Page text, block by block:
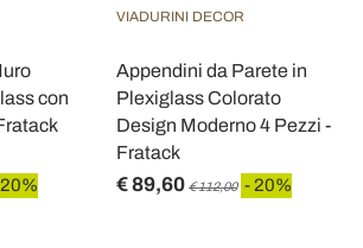
con
VIADURINI DECOR
Appendini da Parete in
Plexiglass Colorato
Design Moderno 4 Pezzi -
Fratack
€ 89,60 € 112,00 - 20%